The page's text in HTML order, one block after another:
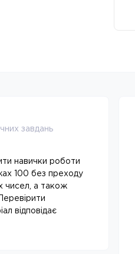
завдань
навички роботи
100 без преходу
чисел, а також
відповідає